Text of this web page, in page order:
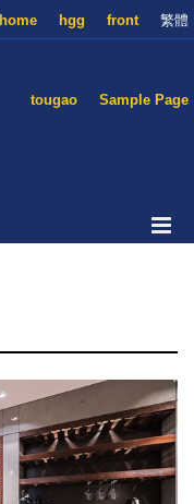
繁體
front
hgg
home
Sample Page
tougao